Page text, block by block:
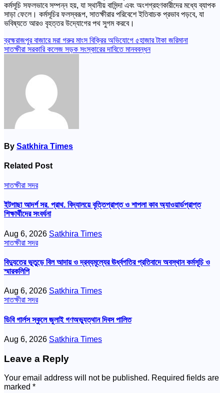
কর্মসূচি সফলভাবে সম্পন্ন হয়, যা স্থানীয় বাসিন্দা এবং অংশগ্রহণকারীদের মধ্যে ব্যাপক
সাড়া ফেলে। কর্মসূচির ফলস্বরূপ, সাতক্ষীরার পরিবেশে ইতিবাচক প্রভাব পড়বে, যা
ভবিষ্যতে আরও বৃহত্তর উদ্যোগের পথ সুগম করবে।
Post
navigation
ব্রহ্মরাজপুর বাজারে মরা গরুর মাংস বিক্রির অভিযোগে ৫হাজার টাকা জরিমানা
সাতক্ষীরা সরকারি কলেজ সড়ক সংস্কারের দাবিতে মানববন্ধন
By Satkhira Times
Related Post
সাতক্ষীরা সদর
ইটগাছা আদর্শ সর. প্রাথ. বিদ্যালয়ে বৃত্তিপ্রাপ্ত ও শাপলা কাব অ্যাওয়ার্ডপ্রাপ্ত
শিক্ষার্থীদের সংবর্ধনা
Aug 6, 2026 Satkhira Times
সাতক্ষীরা সদর
বিদ্যুতের ভূতুড়ে বিল আদায় ও দ্রব্যমূল্যের ঊর্ধ্বগতির প্রতিবাদে অবস্থান কর্মসূচি ও
স্মারকলিপি
Aug 6, 2026 Satkhira Times
সাতক্ষীরা সদর
ডিবি গার্লস স্কুলে জুলাই গণঅভ্যুত্থান দিবস পালিত
Aug 6, 2026 Satkhira Times
Leave a Reply
Your email address will not be published. Required fields are
marked *